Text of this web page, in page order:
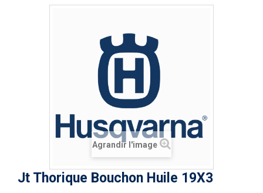
Agrandir l'image
Jt Thorique Bouchon Huile 19X3